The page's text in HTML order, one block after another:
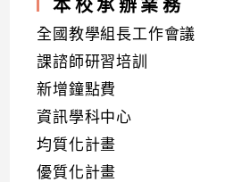
本校承辦業務
全國教學組長工作會議
課諮師研習培訓
新增鐘點費
資訊學科中心
均質化計畫
優質化計畫